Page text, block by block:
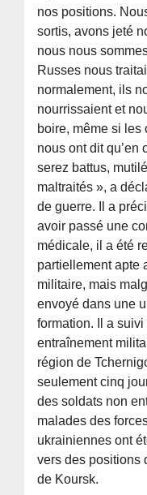
nos positions.
sortis, avons jeté
nous nous
Russes nous
normalement, ils
nourrissaient et
boire, même si les
nous ont dit qu’en
serez battus,
maltraités », a
de guerre. Il a
avoir passé une
médicale, il a été
partiellement apte
militaire, mais
envoyé dans une
formation. Il a suivi
entraînement
région de
seulement cinq
des soldats non
malades des
ukrainiennes ont
vers des positions
de Koursk.